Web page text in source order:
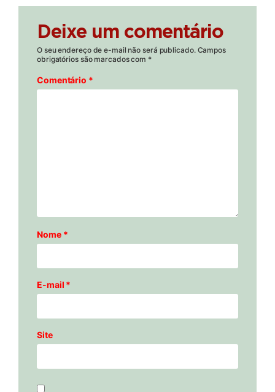
Deixe um comentário
O seu endereço de e-mail não será publicado. Campos
obrigatórios são marcados com *
Comentário *
Nome *
E-mail *
Site